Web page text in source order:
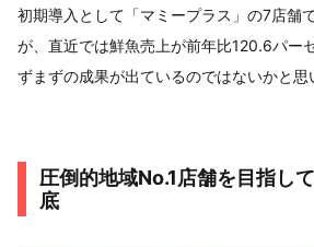
初期導入として「マミープラス」の7店舗
が、直近では鮮魚売上が前年比120.6パー
ずまずの成果が出ているのではないかと思
圧倒的地域No.1店舗を目指
底